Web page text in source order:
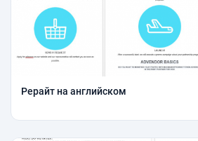
Рерайт на английском